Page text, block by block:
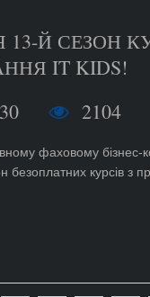
Й СЕЗОН
IT KIDS!
30
2104
фаховому бізнес-
безоплатних курсів з